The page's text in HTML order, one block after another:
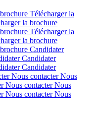
Télécharger la
la brochure
Télécharger la
la brochure
Candidater
Candidater
Candidater
Nous contacterNous
Nous contacterNous
Nous contacterNous